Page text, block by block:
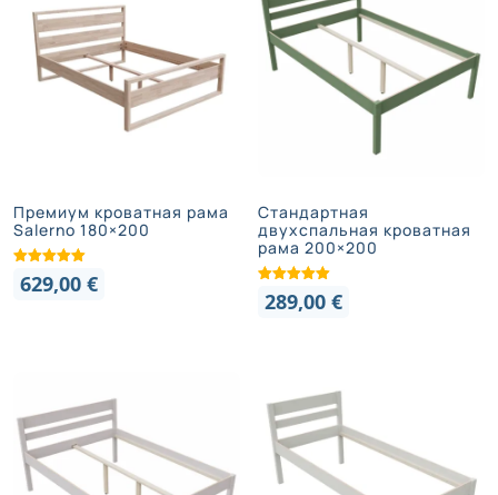
Премиум кроватная рама
Salerno 180×200
629,00 €
Стандартная
двухспальная кроватная
рама 200×200
289,00€